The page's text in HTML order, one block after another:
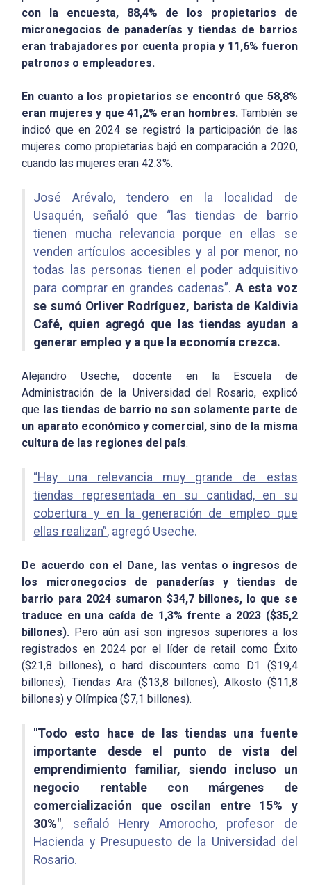
con la encuesta, 88,4% de los propietarios de
micronegocios de panaderías y tiendas de barrios
eran trabajadores por cuenta propia y 11,6% fueron
patronos o empleadores.
En cuanto a los propietarios se encontró que 58,8%
eran mujeres y que 41,2% eran hombres.También se
indicó que en 2024 se registró la participación de las
mujeres como propietarias bajó en comparación a 2020,
cuando las mujeres eran 42.3%.
José Arévalo, tendero en la localidad de
Usaquén, señaló que “las tiendas de barrio
tienen mucha relevancia porque en ellas se
venden artículos accesibles y al por menor, no
todas las personas tienen el poder adquisitivo
para comprar en grandes cadenas”.A esta voz
se sumó Orliver Rodríguez, barista de Kaldivia
Café, quien agregó que las tiendas ayudan a
generar empleo y a que la economía crezca.
Alejandro Useche, docente en la Escuela de
Administración de la Universidad del Rosario, explicó
que las tiendas de barrio no son solamente parte de
un aparato económico y comercial, sino de la misma
cultura de las regiones del país.
“Hay una relevancia muy grande de estas
tiendas representada en su cantidad, en su
cobertura y en la generación de empleo que
ellas realizan”, agregó Useche.
De acuerdo con el Dane, las ventas o ingresos de
los micronegocios de panaderías y tiendas de
barrio para 2024 sumaron $34,7 billones, lo que se
traduce en una caída de 1,3% frente a 2023 ($35,2
billones). Pero aún así son ingresos superiores a los
registrados en 2024 por el líder de retail como Éxito
($21,8 billones), o hard discounters como D1 ($19,4
billones), Tiendas Ara ($13,8 billones), Alkosto ($11,8
billones) y Olímpica ($7,1 billones).
"Todo esto hace de las tiendas una fuente
importante desde el punto de vista del
emprendimiento familiar, siendo incluso un
negocio rentable con márgenes de
comercialización que oscilan entre 15% y
30%", señaló Henry Amorocho, profesor de
Hacienda y Presupuesto de la Universidad del
Rosario.